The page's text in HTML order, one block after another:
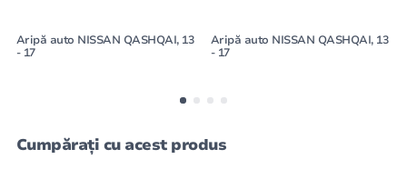
Aripă auto NISSAN QASHQAI, 13
- 17
Aripă auto NISSAN QASHQAI, 13
- 17
Cumpărați cu acest produs